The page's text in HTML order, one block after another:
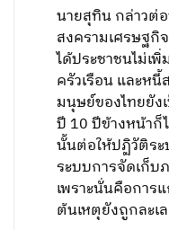
นายสุทิน กล่าวต่
สงครามเศรษฐกิ
ได้ประชาชนไม่เ
ครัวเรือน และห
มนุษย์ของไทยยั
ปี 10 ปีข้างหน้าก็
นั้นต่อให้ปฏิวัติร
ระบบการจัดเก็บ
เพราะนั่นคือการ
ต้นเหตุยังถูกละเ